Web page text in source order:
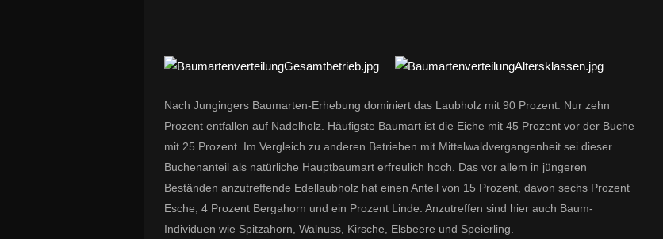
Nach Jungingers Baumarten-Erhebung dominiert das Laubholz mit 90 Prozent. Nur zehn
Prozent entfallen auf Nadelholz. Häufigste Baumart ist die Eiche mit 45 Prozent vor der Buche
mit 25 Prozent. Im Vergleich zu anderen Betrieben mit Mittelwaldvergangenheit sei dieser
Buchenanteil als natürliche Hauptbaumart erfreulich hoch. Das vor allem in jüngeren
Beständen anzutreffende Edellaubholz hat einen Anteil von 15 Prozent, davon sechs Prozent
Esche, 4 Prozent Bergahorn und ein Prozent Linde. Anzutreffen sind hier auch Baum-
Individuen wie Spitzahorn, Walnuss, Kirsche, Elsbeere und Speierling.